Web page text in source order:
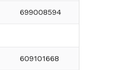
699008594
609101668